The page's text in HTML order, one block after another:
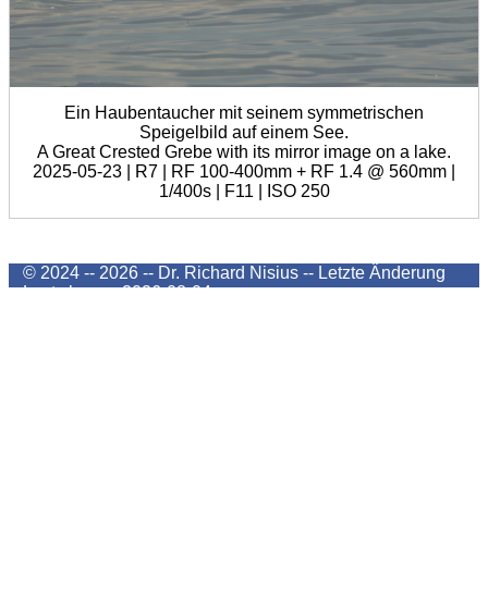
Ein Haubentaucher mit seinem symmetrischen
Speigelbild auf einem See.
A Great Crested Grebe with its mirror image on a lake.
2025-05-23 | R7 | RF 100-400mm + RF 1.4 @ 560mm |
1/400s | F11 | ISO 250
© 2024 -- 2026 -- Dr. Richard Nisius -- Letzte Änderung
Last change2026-08-04